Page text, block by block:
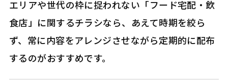
エリアや世代の枠に捉われない「フード宅配・飲
食店」に関するチラシなら、あえて時期を絞ら
ず、常に内容をアレンジさせながら定期的に配布
するのがおすすめです。